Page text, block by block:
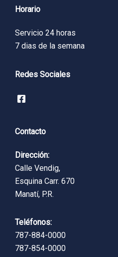
Horario
Servicio 24 horas
7 dias de la semana
Redes Sociales
Contacto
Dirección:
Calle Vendig,
Esquina Carr. 670
Manatí, P.R.
Teléfonos:
787-884-0000
787-854-0000